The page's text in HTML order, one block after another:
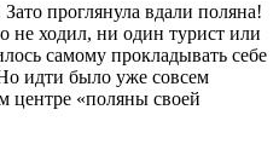
проглянула вдали поляна!
не ходил, ни один турист или
самому прокладывать себе
идти было уже совсем
центре «поляны своей